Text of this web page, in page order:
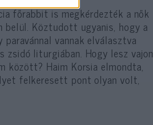
főrabbit is megkérdezték a nők
belül. Köztudott ugyanis, hogy a
vannak elválasztva
zsidó liturgiában. Hogy lesz vajon
között? Haim Korsia elmondta,
felkeresett pont olyan volt,